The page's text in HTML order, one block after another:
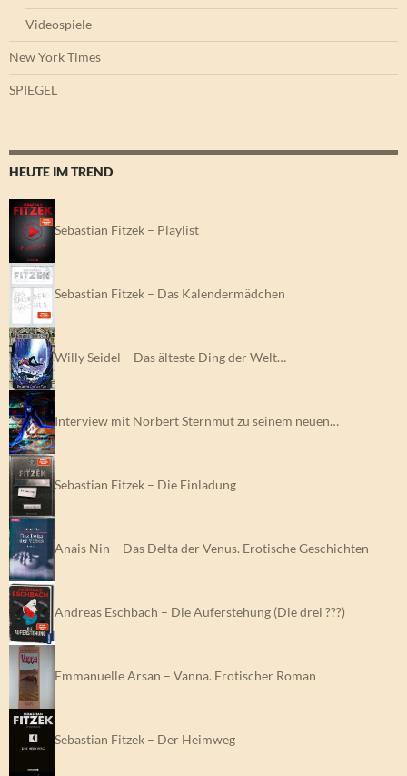
Videospiele
New York Times
SPIEGEL
HEUTE IM TREND
Sebastian Fitzek – Playlist
Sebastian Fitzek – Das Kalendermädchen
Willy Seidel – Das älteste Ding der Welt…
Interview mit Norbert Sternmut zu seinem neuen…
Sebastian Fitzek – Die Einladung
Anais Nin – Das Delta der Venus. Erotische Geschichten
Andreas Eschbach – Die Auferstehung (Die drei ???)
Emmanuelle Arsan – Vanna. Erotischer Roman
Sebastian Fitzek – Der Heimweg